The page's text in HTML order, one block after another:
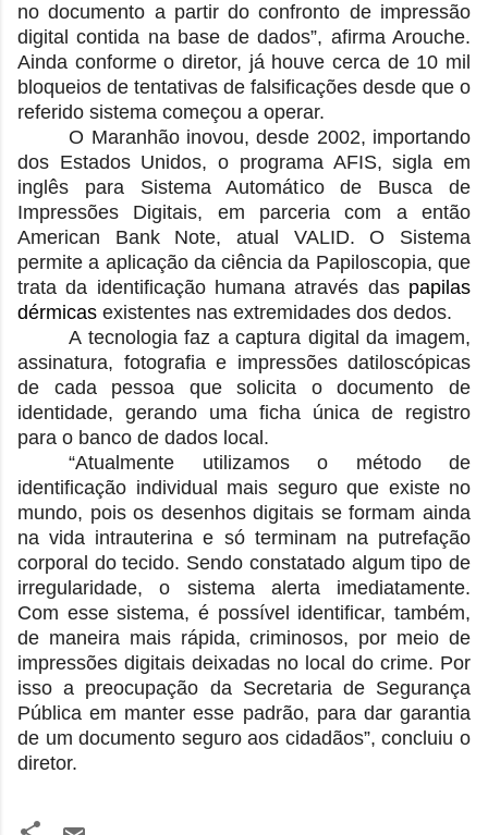
no documento a partir do confronto de impressão
digital contida na base de dados”, afirma Arouche.
Ainda conforme o diretor, já houve cerca de 10 mil
bloqueios de tentativas de falsificações desde que o
referido sistema começou a operar.
O Maranhão inovou, desde 2002, importando
dos Estados Unidos, o programa AFIS, sigla em
inglês para Sistema Automático de Busca de
Impressões Digitais, em parceria com a então
American Bank Note, atual VALID. O Sistema
permite a aplicação da ciência da Papiloscopia, que
tratada identificação humana através das papilas
dérmicas existentes nas extremidades dos dedos.
A tecnologia faz a captura digital da imagem,
assinatura, fotografia e impressões datiloscópicas
de cada pessoa que solicita o documento de
identidade, gerando uma ficha única de registro
para o banco de dados local.
“Atualmente utilizamos o método de
identificação individual mais seguro que existe no
mundo, pois os desenhos digitais se formam ainda
na vida intrauterina e só terminam na putrefação
corporal do tecido. Sendo constatado algum tipo de
irregularidade, o sistema alerta imediatamente.
Com esse sistema, é possível identificar, também,
de maneira mais rápida, criminosos, por meio de
impressões digitais deixadas no local do crime. Por
isso a preocupação da Secretaria de Segurança
Pública em manter esse padrão, para dar garantia
de um documento seguro aos cidadãos”,concluiu o
diretor.